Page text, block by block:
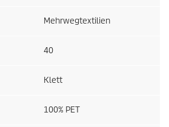
Mehrwegtextilien
40
Klett
100% PET